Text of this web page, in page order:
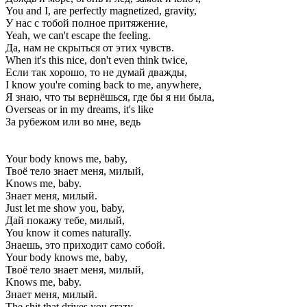
You and I, are perfectly magnetized, gravity,
У нас с тобой полное притяжение,
Yeah, we can't escape the feeling.
Да, нам не скрыться от этих чувств.
When it's this nice, don't even think twice,
Если так хорошо, то не думай дважды,
I know you're coming back to me, anywhere,
Я знаю, что ты вернёшься, где бы я ни была,
Overseas or in my dreams, it's like
За рубежом или во мне, ведь
Your body knows me, baby,
Твоё тело знает меня, милый,
Knows me, baby.
Знает меня, милый.
Just let me show you, baby,
Дай покажу тебе, милый,
You know it comes naturally.
Знаешь, это приходит само собой.
Your body knows me, baby,
Твоё тело знает меня, милый,
Knows me, baby.
Знает меня, милый.